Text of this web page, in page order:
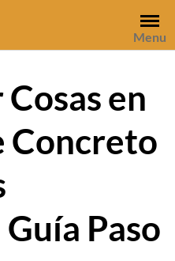
Menu
en
Concreto
Paso